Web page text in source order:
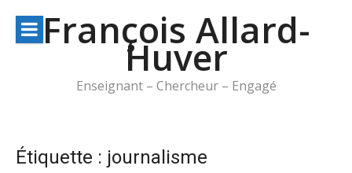
contenuFrançois Allard-
Huver
Enseignant – Chercheur – Engagé
Étiquette : journalisme